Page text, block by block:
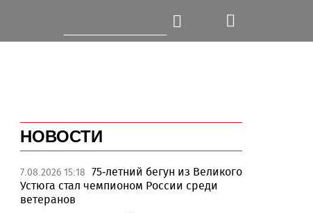
НОВОСТИ
7.08.2026 15:18 75-летний бегун из Великого
Устюга стал чемпионом России среди
ветеранов